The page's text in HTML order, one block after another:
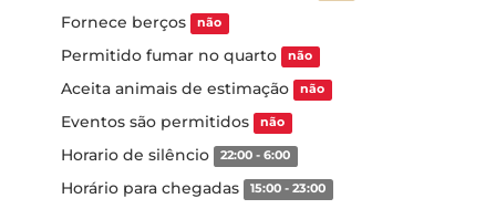
Fornece berços não
Permitido fumar no quarto não
Aceita animais de estimação não
Eventos são permitidos não
Horario de silêncio 22:00 - 6:00
Horário para chegadas 15:00 - 23:00